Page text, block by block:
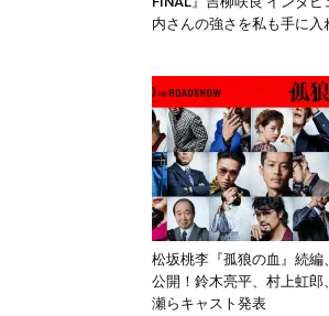
内さんの強さを私も手に入
松坂桃李『孤狼の血』続編
公開！鈴木亮平、村上虹郎
瀬らキャスト発表